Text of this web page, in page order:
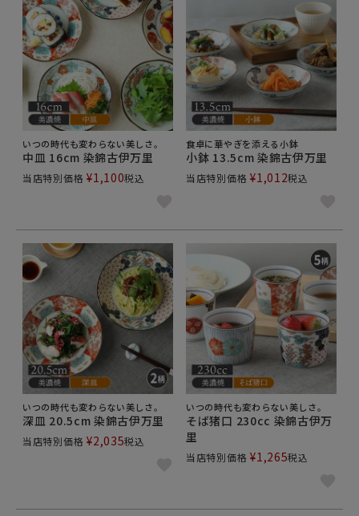
いつの時代も変わらない美しさ。
中皿 16cm 染錦古伊万里
当店特別価格 ¥1,100税込
食卓に華やぎを添える小鉢
小鉢 13.5cm 染錦古伊万里
当店特別価格 ¥1,012税込
いつの時代も変わらない美しさ。
深皿 20.5cm 染錦古伊万里
当店特別価格 ¥2,035税込
いつの時代も変わらない美しさ。
そば猪口 230cc 染錦古伊万
里
当店特別価格 ¥1,265税込